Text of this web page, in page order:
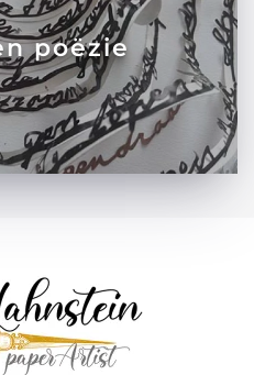
poëzie